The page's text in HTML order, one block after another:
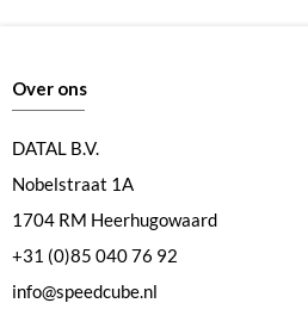
Over ons
DATAL B.V.
Nobelstraat 1A
1704 RM Heerhugowaard
+31 (0)85 040 76 92
info@speedcube.nl